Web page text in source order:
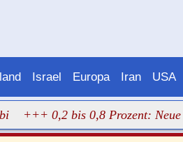
Israel Europa Iran USA
0,2 bis 0,8 Prozent: Neue UN-